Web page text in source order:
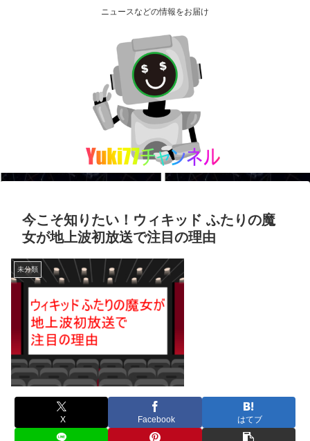
ニュースなどの情報をお届け
今こそ知りたい！ウィキッド ふたりの魔
女が地上波初放送で注目の理由
未分類
X Facebook はてブ